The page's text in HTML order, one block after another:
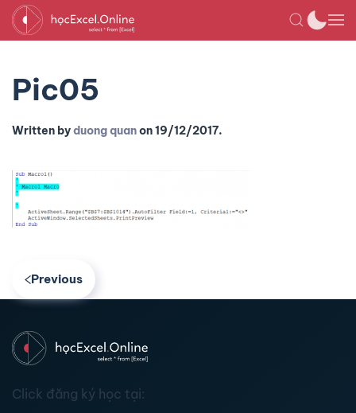
Pic05
Written byduong quanon19/12/2017.
Previous
Click đăng ký học tại: